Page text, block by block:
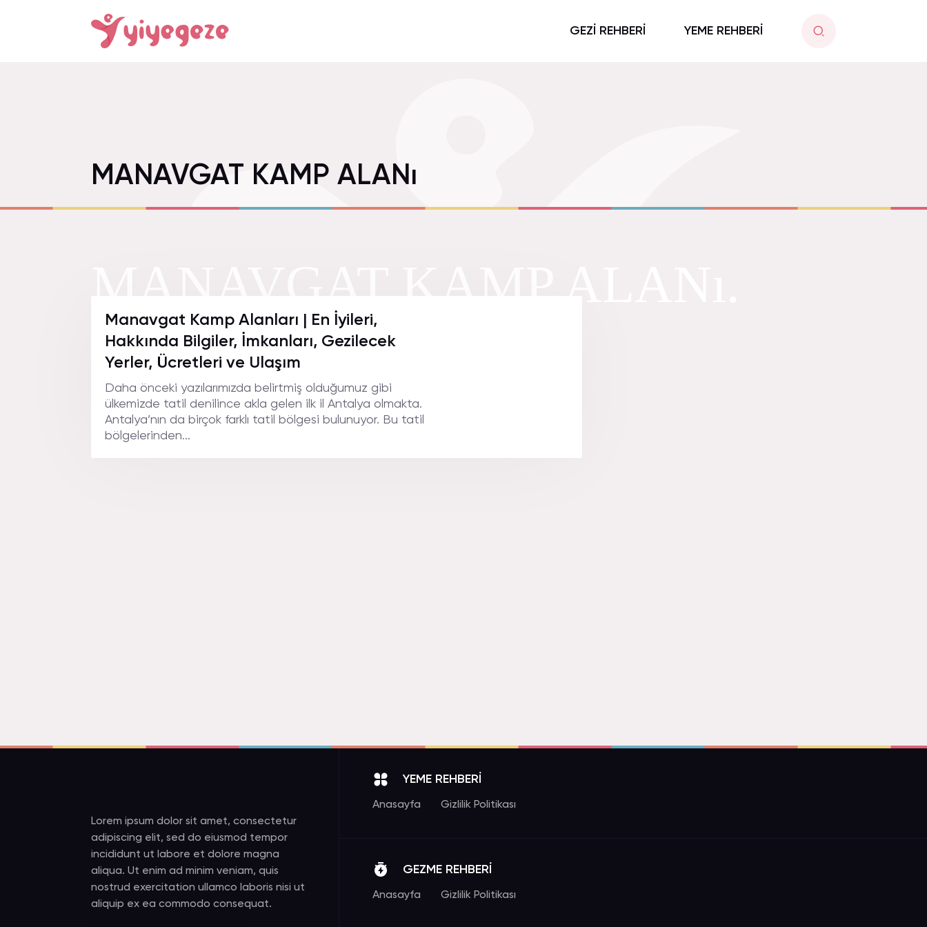
GEZİ REHBERİ YEME REHBERİ
MANAVGAT KAMP ALANı
Manavgat Kamp Alanları | En İyileri,
Hakkında Bilgiler, İmkanları, Gezilecek
Yerler, Ücretleri ve Ulaşım
Daha önceki yazılarımızda belirtmiş olduğumuz gibi
ülkemizde tatil denilince akla gelen ilk il Antalya olmakta.
Antalya’nın da birçok farklı tatil bölgesi bulunuyor. Bu tatil
bölgelerinden...
Lorem ipsum dolor sit amet, consectetur
adipiscing elit, sed do eiusmod tempor
incididunt ut labore et dolore magna
aliqua. Ut enim ad minim veniam, quis
nostrud exercitation ullamco laboris nisi ut
aliquip ex ea commodo consequat.
YEME REHBERİ
Anasayfa Gizlilik Politikası
GEZME REHBERİ
Anasayfa Gizlilik Politikası